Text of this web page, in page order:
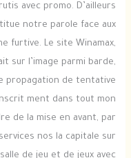
avec promo. D’ailleurs
notre parole face aux
furtive. Le site Winamax,
sur l’image parmi barde,
propagation de tentative
ment dans tout mon
de la mise en avant, par
nos la capitale sur